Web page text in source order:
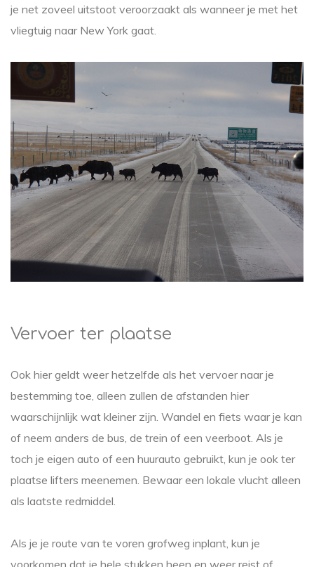
je net zoveel uitstoot veroorzaakt als wanneer je met het
vliegtuig naar New York gaat.
Vervoer ter plaatse
Ook hier geldt weer hetzelfde als het vervoer naar je
bestemming toe, alleen zullen de afstanden hier
waarschijnlijk wat kleiner zijn. Wandel en fiets waar je kan
of neem anders de bus, de trein of een veerboot. Als je
toch je eigen auto of een huurauto gebruikt, kun je ook ter
plaatse lifters meenemen. Bewaar een lokale vlucht alleen
als laatste redmiddel.
Als je je route van te voren grofweg inplant, kun je